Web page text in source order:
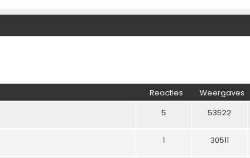
Reacties Weergaves
5 53522
1 30511